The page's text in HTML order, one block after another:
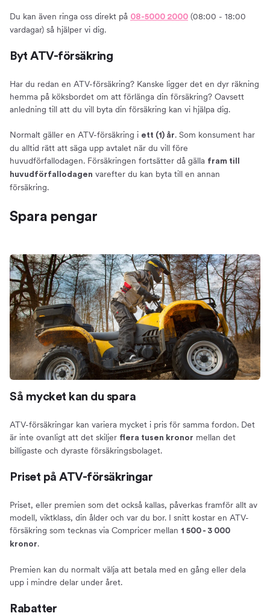
Du kan även ringa oss direkt på 08-5000 2000 (08:00 - 18:00
vardagar) så hjälper vi dig.
Byt ATV-försäkring
Har du redan en ATV-försäkring? Kanske ligger det en dyr räkning
hemma på köksbordet om att förlänga din försäkring? Oavsett
anledning till att du vill byta din försäkring kan vi hjälpa dig.
Normalt gäller en ATV-försäkring i ett (1) år. Som konsument har
du alltid rätt att säga upp avtalet när du vill före
huvudförfallodagen. Försäkringen fortsätter då gälla fram till
huvudförfallodagen varefter du kan byta till en annan
försäkring.
Spara pengar
Så mycket kan du spara
ATV-försäkringar kan variera mycket i pris för samma fordon. Det
är inte ovanligt att det skiljer flera tusen kronor mellan det
billigaste och dyraste försäkringsbolaget.
Priset på ATV-försäkringar
Priset, eller premien som det också kallas, påverkas framför allt av
modell, viktklass, din ålder och var du bor. I snitt kostar en ATV-
försäkring som tecknas via Compricer mellan 1 500 - 3 000
kronor.
Premien kan du normalt välja att betala med en gång eller dela
upp i mindre delar under året.
Rabatter